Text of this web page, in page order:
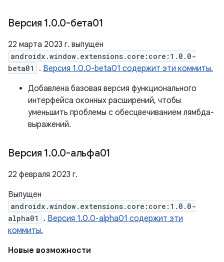
Версия 1.0.0-бета01
22 марта 2023 г. выпущен
androidx.window.extensions.core:core:1.0.0-
beta01
. Версия 1.0.0-beta01 содержит эти коммиты.
Добавлена ​​базовая версия функционального
интерфейса оконных расширений, чтобы
уменьшить проблемы с обесцвечиванием лямбда-
выражений.
Версия 1.0.0-альфа01
22 февраля 2023 г.
Выпущен
androidx.window.extensions.core:core:1.0.0-
alpha01
. Версия 1.0.0-alpha01 содержит эти
коммиты.
Новые возможности